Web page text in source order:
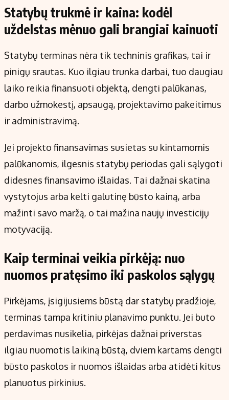
Statybų trukmė ir kaina: kodėl
uždelstas mėnuo gali brangiai kainuoti
Statybų terminas nėra tik techninis grafikas, tai ir
pinigų srautas. Kuo ilgiau trunka darbai, tuo daugiau
laiko reikia finansuoti objektą, dengti palūkanas,
darbo užmokestį, apsaugą, projektavimo pakeitimus
ir administravimą.
Jei projekto finansavimas susietas su kintamomis
palūkanomis, ilgesnis statybų periodas gali sąlygoti
didesnes finansavimo išlaidas. Tai dažnai skatina
vystytojus arba kelti galutinę būsto kainą, arba
mažinti savo maržą, o tai mažina naujų investicijų
motyvaciją.
Kaip terminai veikia pirkėją: nuo
nuomos pratęsimo iki paskolos sąlygų
Pirkėjams, įsigijusiems būstą dar statybų pradžioje,
terminas tampa kritiniu planavimo punktu. Jei buto
perdavimas nusikelia, pirkėjas dažnai priverstas
ilgiau nuomotis laikiną būstą, dviem kartams dengti
būsto paskolos ir nuomos išlaidas arba atidėti kitus
planuotus pirkinius.